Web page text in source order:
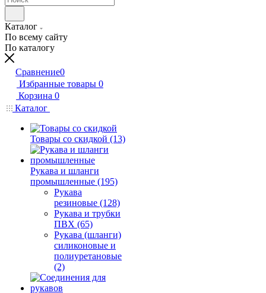
Каталог
По всему сайту
По каталогу
Сравнение0
Избранные товары 0
Корзина 0
Каталог
Товары со скидкой (13)
Рукава и шланги
промышленные (195)
Рукава
резиновые (128)
Рукава и трубки
ПВХ (65)
Рукава (шланги)
силиконовые и
полиуретановые
(2)